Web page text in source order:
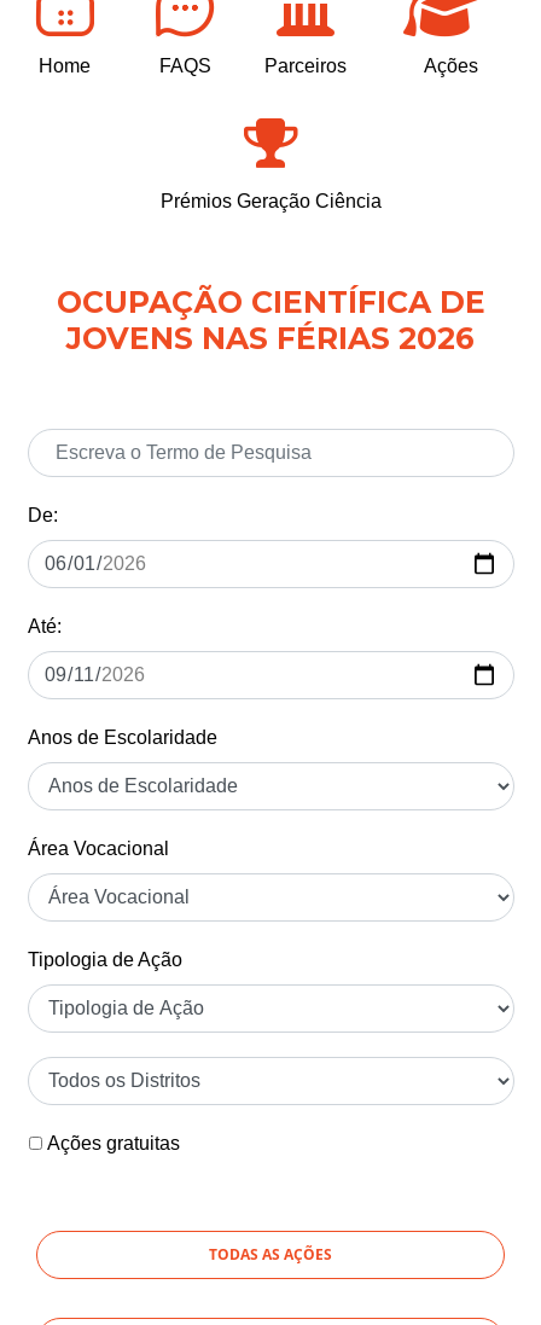
Home FAQS Parceiros Ações
Prémios Geração Ciência
OCUPAÇÃO CIENTÍFICA DE
JOVENS NAS FÉRIAS 2026
De:
Até:
Anos de Escolaridade
Área Vocacional
Tipologia de Ação
Ações gratuitas
TODAS AS AÇÕES